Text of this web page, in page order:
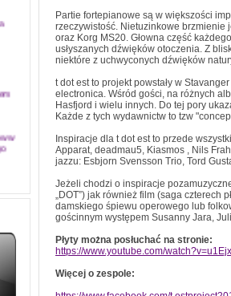
w
Partie fortepianowe są w większości
rzeczywistość. Nietuzinkowe brzmienie
oraz Korg MS20. Głowna część
usłyszanych dźwięków otoczenia. Z
niektóre z uchwyconych dźwięków
t dot est to projekt powstały w
electronica. Wśród gości, na różnych
Hasfjord i wielu innych. Do tej pory
Każde z tych wydawnictw to tzw
Inspiracje dla t dot est to przede
Apparat, deadmau5, Kiasmos , Nils
jazzu: Esbjorn Svensson Trio, Tord
Jeżeli chodzi o inspiracje
„DOT”) jak również film (saga czterech
damskiego śpiewu operowego lub
gościnnym występem Susanny Jara,
Płyty można posłuchać na stronie:
https://www.youtube.com/
Więcej o zespole: